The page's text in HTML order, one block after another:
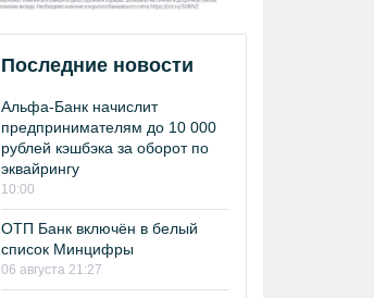
Последние новости
Альфа-Банк начислит
предпринимателям до 10 000
рублей кэшбэка за оборот по
эквайрингу
10:00
ОТП Банк включён в белый
список Минцифры
06 августа 21:27